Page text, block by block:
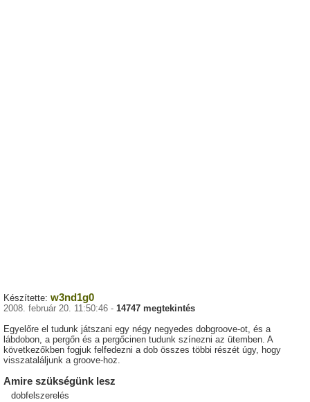
Készítette: w3nd1g0
2008. február 20. 11:50:46 - 14747 megtekintés
Egyelőre el tudunk játszani egy négy negyedes dobgroove-ot, és a
lábdobon, a pergőn és a pergőcinen tudunk színezni az ütemben. A
következőkben fogjuk felfedezni a dob összes többi részét úgy, hogy
visszataláljunk a groove-hoz.
Amire szükségünk lesz
dobfelszerelés